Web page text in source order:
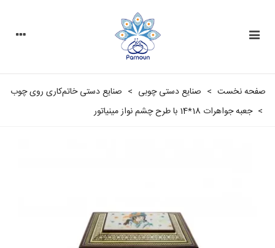
صفحه نخست > صنایع دستی چوبی > صنایع دستی خاتم‌کاری روی چوب
> جعبه جواهرات 18*14 با طرح چشم نواز مینیاتور